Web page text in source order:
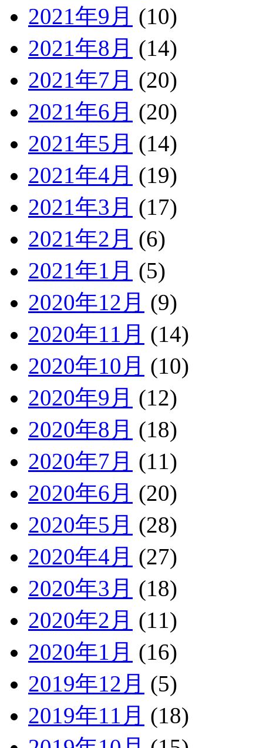
2021年9月 (10)
2021年8月 (14)
2021年7月 (20)
2021年6月 (20)
2021年5月 (14)
2021年4月 (19)
2021年3月 (17)
2021年2月 (6)
2021年1月 (5)
2020年12月 (9)
2020年11月 (14)
2020年10月 (10)
2020年9月 (12)
2020年8月 (18)
2020年7月 (11)
2020年6月 (20)
2020年5月 (28)
2020年4月 (27)
2020年3月 (18)
2020年2月 (11)
2020年1月 (16)
2019年12月 (5)
2019年11月 (18)